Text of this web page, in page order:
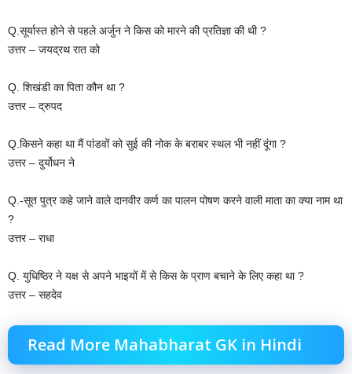
Q.सूर्यास्त होने से पहले अर्जुन ने किस को मारने की प्रतिज्ञा की थी ?
उत्तर – जयद्रथ रात को
Q. शिखंडी का पिता कौन था ?
उत्तर – द्रुपद
Q.किसने कहा था मैं पांडवों को सुई की नोक के बराबर स्थल भी नहीं दूंगा ?
उत्तर – दुर्योधन ने
Q.-सूत पुत्र कहे जाने वाले दानवीर कर्ण का पालन पोषण करने वाली माता का क्या नाम था
?
उत्तर – राधा
Q. युधिष्ठिर ने यक्ष से अपने भाइयों में से किस के प्राण बचाने के लिए कहा था ?
उत्तर – सहदेव
Read More Mahabharat GK in Hindi